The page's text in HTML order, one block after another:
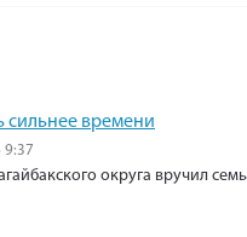
сильнее времени
9:37
округа вручил